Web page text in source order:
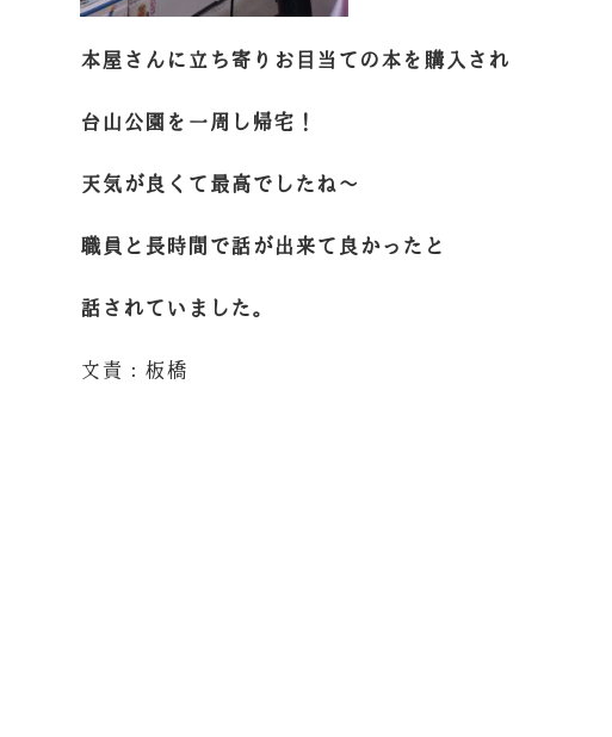
本屋さんに立ち寄りお目当ての本を購入され
台山公園を一周し帰宅！
天気が良くて最高でしたね～
職員と長時間で話が出来て良かったと
話されていました。
文責：板橋